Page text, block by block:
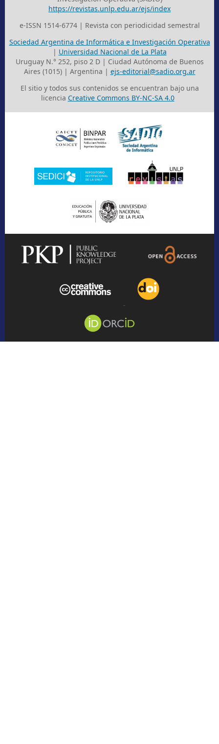
https://revistas.unlp.edu.ar/ejs/index
e-ISSN 1514-6774 | Revista con periodicidad semestral
Sociedad Argentina de Informática e Investigación Operativa
| Universidad Nacional de La Plata
Uruguay N.° 252, piso 2 D | Ciudad Autónoma de Buenos
Aires (1015) | Argentina | ejs-editorial@sadio.org.ar
El sitio y todos sus contenidos se encuentran bajo una
licencia Creative Commons BY-NC-SA 4.0